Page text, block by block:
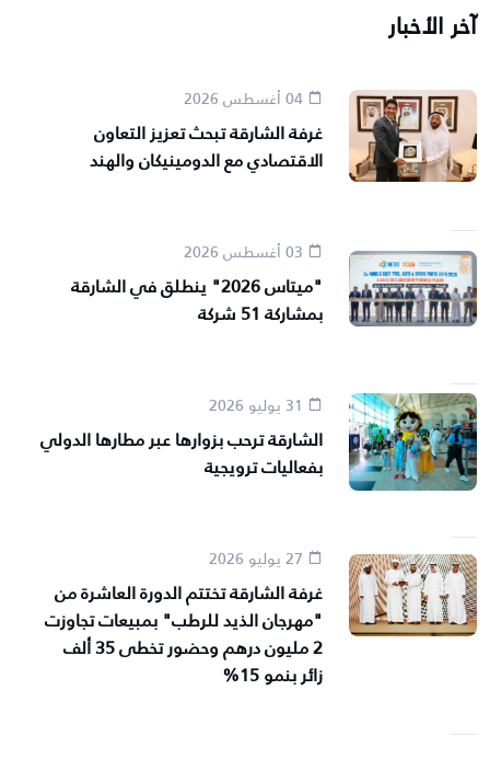
آخر الأخبار
04 أغسطس 2026
غرفة الشارقة تبحث تعزيز التعاون
الاقتصادي مع الدومينيكان والهند
"ميتاس 2026" ينطلق في الشارقة
بمشاركة 51 شركة
الشارقة ترحب بزوارها عبر مطارها الدولي
بفعاليات ترويجية
غرفة الشارقة تختتم الدورة العاشرة من
"مهرجان الذيد للرطب" بمبيعات تجاوزت
2 مليون درهم وحضور تخطى 35 ألف
زائر بنمو 15%